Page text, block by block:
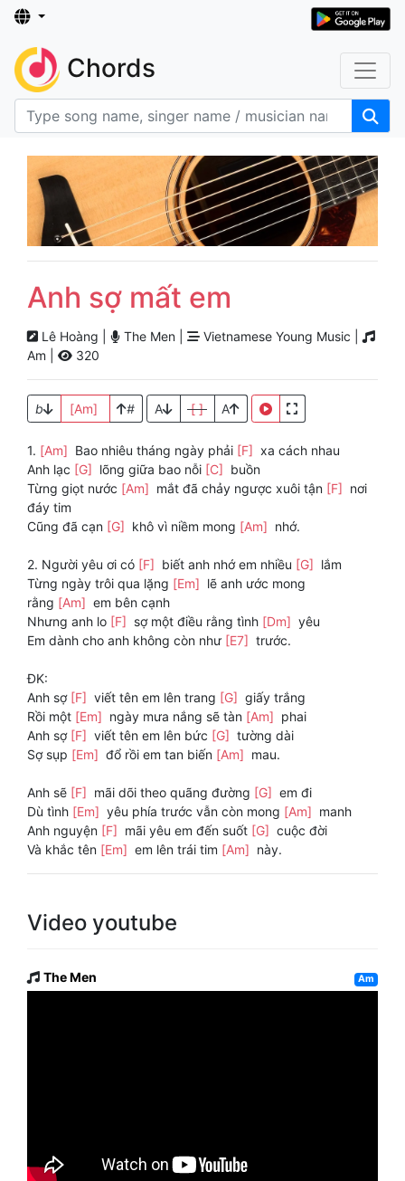
Chords
Anh sợ mất em
Lê Hoàng | The Men |
Vietnamese Young Music |
Am |
320
b [Am] # A [ ] A
1. [Am] Bao nhiêu tháng ngày phải [F] xa cách nhau
Anh lạc [G] lõng giữa bao nỗi [C] buồn
Từng giọt nước [Am] mắt đã chảy ngược xuôi tận [F] nơi
đáy tim
Cũng đã cạn [G] khô vì niềm mong [Am] nhớ.
2. Người yêu ơi có [F] biết anh nhớ em nhiều [G] lắm
Từng ngày trôi qua lặng [Em] lẽ anh ước mong
rằng [Am] em bên cạnh
Nhưng anh lo [F] sợ một điều rằng tình [Dm] yêu
Em dành cho anh không còn như [E7] trước.
ĐK:
Anh sợ [F] viết tên em lên trang [G] giấy trắng
Rồi một [Em] ngày mưa nắng sẽ tàn [Am] phai
Anh sợ [F] viết tên em lên bức [G] tường dài
Sợ sụp [Em] đổ rồi em tan biến [Am] mau.
Anh sẽ [F] mãi dõi theo quãng đường [G] em đi
Dù tình [Em] yêu phía trước vẫn còn mong [Am] manh
Anh nguyện [F] mãi yêu em đến suốt [G] cuộc đời
Và khắc tên [Em] em lên trái tim [Am] này.
Video youtube
The Men Am